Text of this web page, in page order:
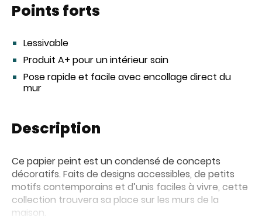
Points forts
Lessivable
Produit A+ pour un intérieur sain
Pose rapide et facile avec encollage direct du
mur
Description
Ce papier peint est un condensé de concepts
décoratifs. Faits de designs accessibles, de petits
motifs contemporains et d’unis faciles à vivre, cette
collection trouvera sa place sur les murs de la
maison.